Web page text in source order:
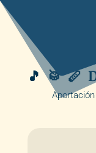
🎵 🥁 🪈